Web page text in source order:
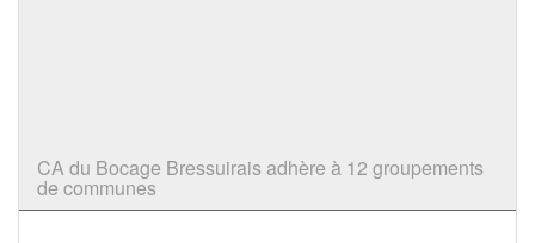
CA du Bocage Bressuirais adhère à 12 groupements
de communes